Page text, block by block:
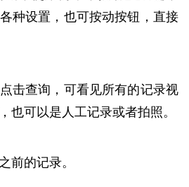
种设置，也可按动按钮，直接
击查询，可看见所有的记录视
也可以是人工记录或者拍照。
前的记录。